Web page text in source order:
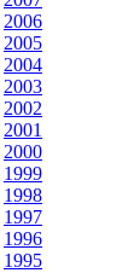
2006
2005
2004
2003
2002
2001
2000
1999
1998
1997
1996
1995